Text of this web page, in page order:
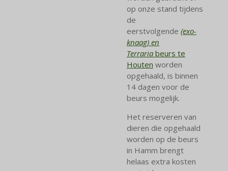
op onze stand tijdens
de
eerstvolgende (exo-
knaag) en
Terraria beurs te
Houten worden
opgehaald, is binnen
14 dagen voor de
beurs mogelijk.
Het reserveren van
dieren die opgehaald
worden op de beurs
in Hamm brengt
helaas extra kosten